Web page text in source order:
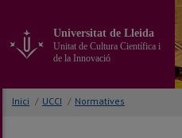
contingut
principal
la
pàgina
Universitat de Lleida
Unitat de Cultura Científica i
de la Innovació
Inici / UCCI / Normatives